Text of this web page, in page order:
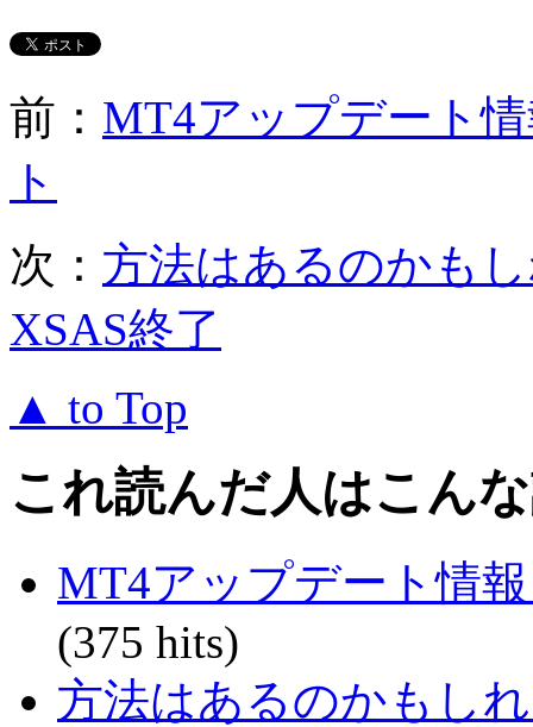
前： MT4アップデート
ト
次： 方法はあるのかも
XSAS終了
▲ to Top
これ読んだ人はこん
MT4アップデート情
(375 hits)
方法はあるのかもし